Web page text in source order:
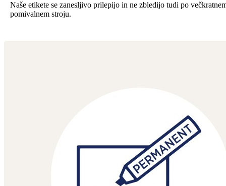
Naše etikete se zanesljivo prilepijo in ne zbledijo tudi po
pomivalnem stroju.